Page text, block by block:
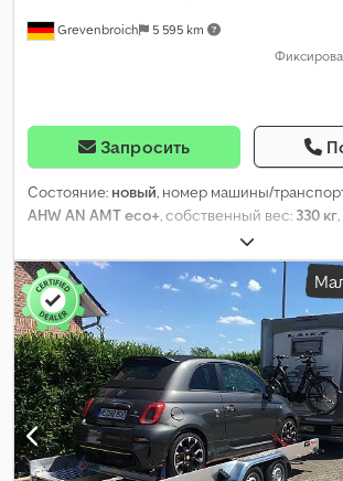
Grevenbroich 5 595 km
Запросить
Состояние: новый, номер машины/
AHW AN AMT eco+, собственный вес: 330 кг
4 000 мм
для загрузки:1 800 мм, Год выпуска:2026,